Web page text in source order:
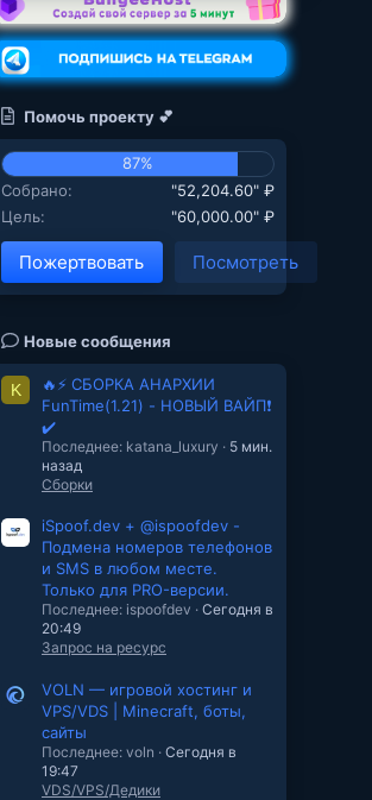
Помочь проекту 💕
87%
Собрано
"52,204.60" ₽
Цель
"60,000.00" ₽
Пожертвовать Посмотреть
Новые сообщения
K
🔥⚡ СБОРКА АНАРХИИ
FunTime(1.21) - НОВЫЙ ВАЙП❗
✔️
Последнее: katana_luxury
5 мин.
назад
Сборки
iSpoof.dev + @ispoofdev -
Подмена номеров телефонов
и SMS в любом месте.
Только для PRO-версии.
Последнее: ispoofdev
Сегодня в
20:49
Запрос на ресурс
VOLN — игровой хостинг и
VPS/VDS | Minecraft, боты,
сайты
Последнее: voln
Сегодня в
19:47
VDS/VPS/Дедики